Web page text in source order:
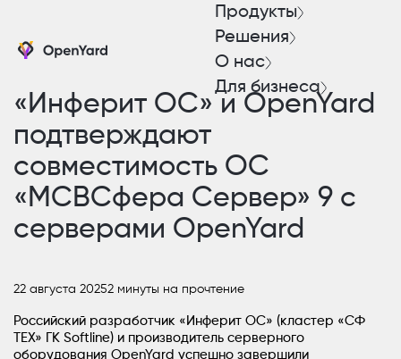
Продукты
Решения
О нас
Для бизнеса
«Инферит ОС» и OpenYard
подтверждают
совместимость ОС
«МСВСфера Сервер» 9 с
серверами OpenYard
22 августа 20252 минуты на прочтение
Российский разработчик «Инферит ОС» (кластер «СФ
ТЕХ» ГК Softline) и производитель серверного
оборудования OpenYard успешно завершили